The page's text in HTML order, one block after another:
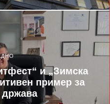
и „Зимска
пример за
држава